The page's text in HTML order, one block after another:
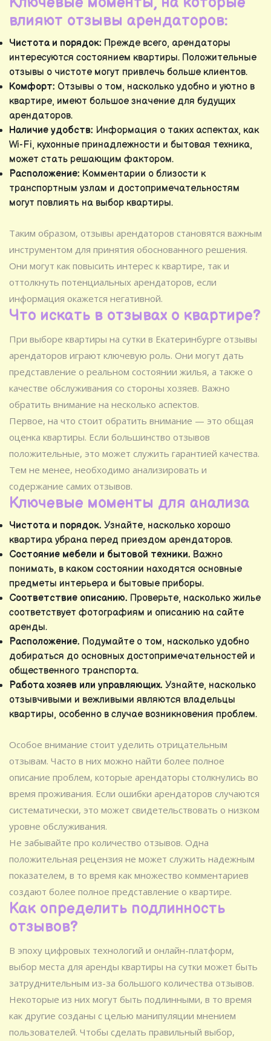
влияют отзывы арендаторов:
Чистота и порядок: Прежде всего, арендаторы
интересуются состоянием квартиры. Положительные
отзывы о чистоте могут привлечь больше клиентов.
Комфорт: Отзывы о том, насколько удобно и уютно в
квартире, имеют большое значение для будущих
арендаторов.
Наличие удобств: Информация о таких аспектах, как
Wi-Fi, кухонные принадлежности и бытовая техника,
может стать решающим фактором.
Расположение: Комментарии о близости к
транспортным узлам и достопримечательностям
могут повлиять на выбор квартиры.
Таким образом, отзывы арендаторов становятся важным
инструментом для принятия обоснованного решения.
Они могут как повысить интерес к квартире, так и
оттолкнуть потенциальных арендаторов, если
информация окажется негативной.
Что искать в отзывах о квартире?
При выборе квартиры на сутки в Екатеринбурге отзывы
арендаторов играют ключевую роль. Они могут дать
представление о реальном состоянии жилья, а также о
качестве обслуживания со стороны хозяев. Важно
обратить внимание на несколько аспектов.
Первое, на что стоит обратить внимание — это общая
оценка квартиры. Если большинство отзывов
положительные, это может служить гарантией качества.
Тем не менее, необходимо анализировать и
содержание самих отзывов.
Ключевые моменты для анализа
Чистота и порядок. Узнайте, насколько хорошо
квартира убрана перед приездом арендаторов.
Состояние мебели и бытовой техники. Важно
понимать, в каком состоянии находятся основные
предметы интерьера и бытовые приборы.
Соответствие описанию. Проверьте, насколько жилье
соответствует фотографиям и описанию на сайте
аренды.
Расположение. Подумайте о том, насколько удобно
добираться до основных достопримечательностей и
общественного транспорта.
Работа хозяев или управляющих. Узнайте, насколько
отзывчивыми и вежливыми являются владельцы
квартиры, особенно в случае возникновения проблем.
Особое внимание стоит уделить отрицательным
отзывам. Часто в них можно найти более полное
описание проблем, которые арендаторы столкнулись во
время проживания. Если ошибки арендаторов случаются
систематически, это может свидетельствовать о низком
уровне обслуживания.
Не забывайте про количество отзывов. Одна
положительная рецензия не может служить надежным
показателем, в то время как множество комментариев
создают более полное представление о квартире.
Как определить подлинность
отзывов?
В эпоху цифровых технологий и онлайн-платформ,
выбор места для аренды квартиры на сутки может быть
затруднительным из-за большого количества отзывов.
Некоторые из них могут быть подлинными, в то время
как другие созданы с целью манипуляции мнением
пользователей. Чтобы сделать правильный выбор,